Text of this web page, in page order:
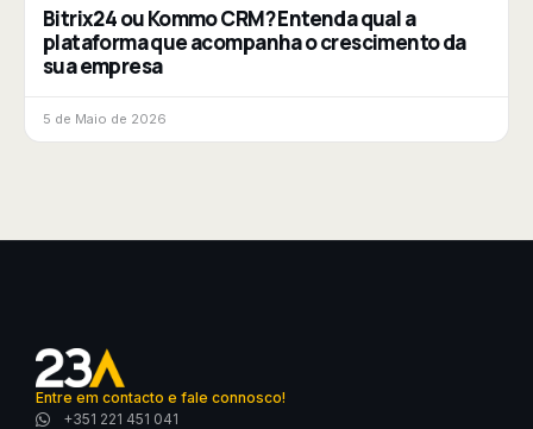
Bitrix24 ou Kommo CRM? Entenda qual a
plataforma que acompanha o crescimento da
sua empresa
5 de Maio de 2026
Entre em contacto e fale connosco!
+351 221 451 041